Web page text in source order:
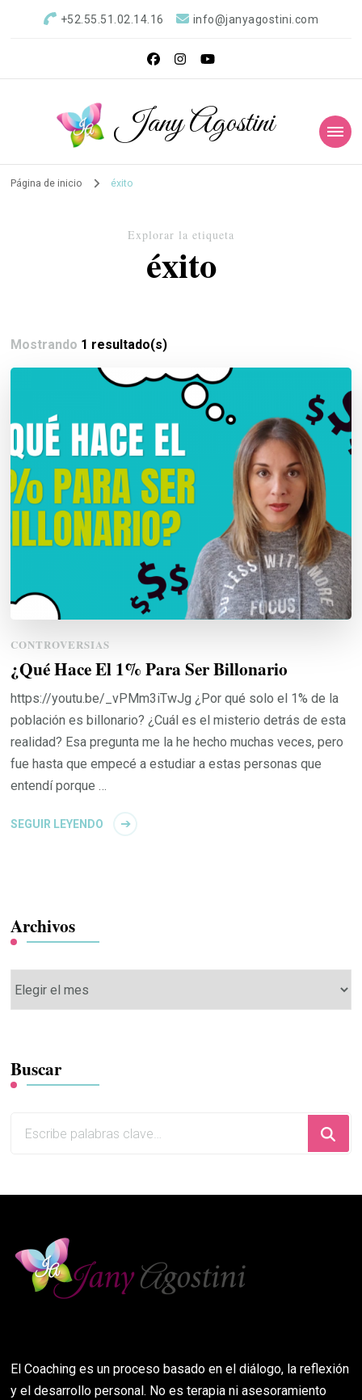
+52.55.51.02.14.16 info@janyagostini.com
Jany Agostini
Página de inicio éxito
Explorar la etiqueta
éxito
Mostrando 1 resultado(s)
CONTROVERSIAS
¿Qué Hace El 1% Para Ser Billonario
https://youtu.be/_vPMm3iTwJg ¿Por qué solo el 1% de la
población es billonario? ¿Cuál es el misterio detrás de esta
realidad? Esa pregunta me la he hecho muchas veces, pero
fue hasta que empecé a estudiar a estas personas que
entendí porque …
SEGUIR LEYENDO
Archivos
Buscar
El Coaching es un proceso basado en el diálogo, la reflexión
y el desarrollo personal. No es terapia ni asesoramiento